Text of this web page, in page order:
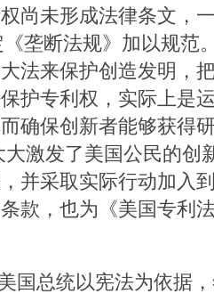
尚未形成法律条文，
垄断法规》加以规范
法来保护创造发明，
护专利权，实际上是
确保创新者能够获得
激发了美国公民的创
并采取实际行动加入
款，也为《美国专利
国总统以宪法为依据